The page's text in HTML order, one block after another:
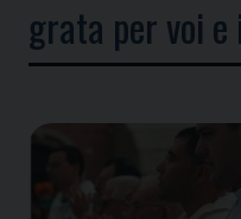
grata per voi